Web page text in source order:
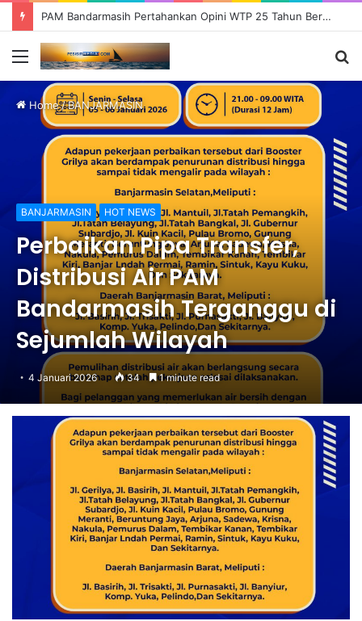
PAM Bandarmasih Pertahankan Opini WTP 25 Tahun Berturut-turut, Fokus Tingkatkan Pelayanan dan Transparansi
Menu
Home/BANJARMASIN
BANJARMASIN HOT NEWS
Perbaikan Pipa Transfer,
Distribusi Air PAM
Bandarmasih Terganggu di
Sejumlah Wilayah
4 Januari 2026 34 1 minute read